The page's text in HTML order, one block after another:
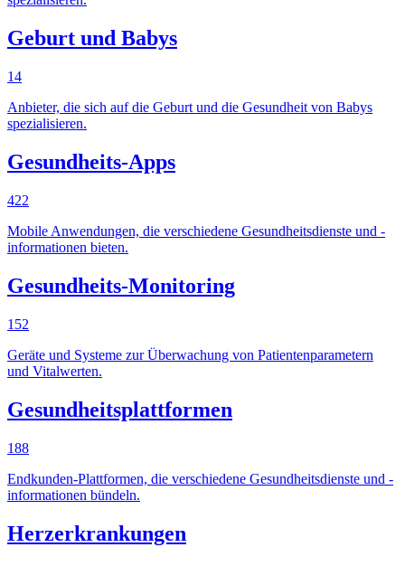
Geburt und Babys
14
Anbieter, die sich auf die Geburt und die Gesundheit von Babys
spezialisieren.
Gesundheits-Apps
422
Mobile Anwendungen, die verschiedene Gesundheitsdienste und -
informationen bieten.
Gesundheits-Monitoring
152
Geräte und Systeme zur Überwachung von Patientenparametern
und Vitalwerten.
Gesundheitsplattformen
188
Endkunden-Plattformen, die verschiedene Gesundheitsdienste und -
informationen bündeln.
Herzerkrankungen